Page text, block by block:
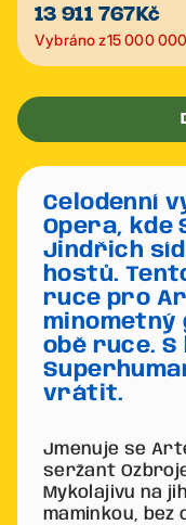
13 911 767 Kč
Vybráno z15 000 000
Celodenní
Opera, kde
Jindřich
hostů.
ruce pro
obě ruce. S
vrátit.
Jmenuje se
seržant
Mykolajivu na
maminkou, bez